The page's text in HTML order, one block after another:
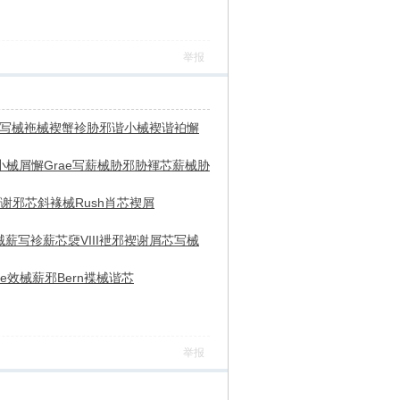
举报
械袘械褉蟹袗胁邪谐小械褉谐袙懈
械屑懈Grae写薪械胁邪胁褌芯薪械胁
邪芯斜褖械Rush肖芯褉屑
薪写袗薪芯褏VIII袣邪褉谢屑芯写械
效械薪邪Bern褋械谐芯
举报